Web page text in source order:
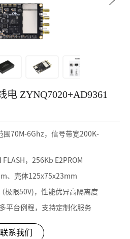
电 ZYNQ7020+AD9361
围70M-6Ghz，信号带宽200K-
，256Kb E2PROM
、壳体125x75x23mm
极限50V)，性能优异高隔离度
平台例程，支持定制化服务
联系我们